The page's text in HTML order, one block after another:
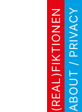
(REAL)FIKTIONENABOUT / PRIVACY